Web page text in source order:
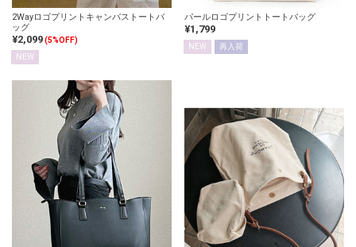
2Wayロゴプリントキャンバストートバ
ッグ
¥2,099(5%OFF)
NEW
パールロゴプリントトートバッグ
¥1,799
NEW 再入荷